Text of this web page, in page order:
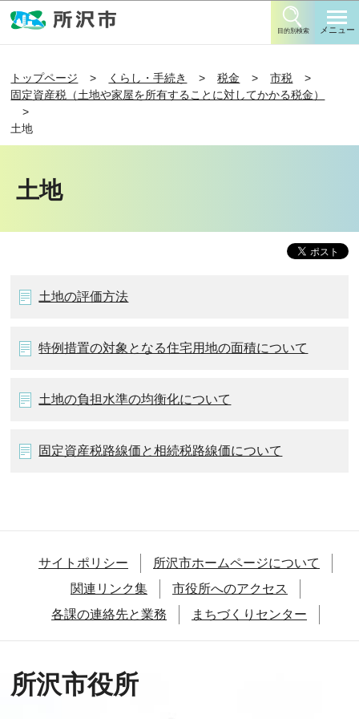
目的別検索 メニュー
トップページ くらし・手続き 税金
市税
固定資産税（土地や家屋を所有することに対してかかる税金）
土地
土地
土地の評価方法
特例措置の対象となる住宅用地の面積について
土地の負担水準の均衡化について
固定資産税路線価と相続税路線価について
サイトポリシー
所沢市ホームページについて
関連リンク集
市役所へのアクセス
各課の連絡先と業務
まちづくりセンター
所沢市役所